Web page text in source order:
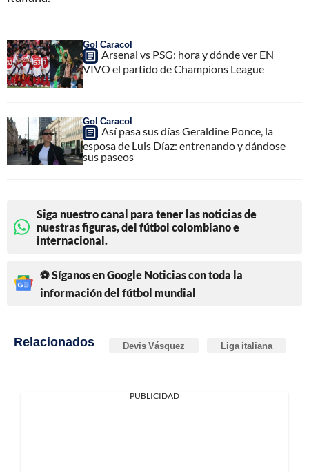
Gol Caracol
Arsenal vs PSG: hora y dónde ver EN
VIVO el partido de Champions League
Gol Caracol
Así pasa sus días Geraldine Ponce, la
esposa de Luis Díaz: entrenando y dándose
sus paseos
Siga nuestro canal para tener las noticias de
nuestras figuras, del fútbol colombiano e
internacional.
⚽ Síganos en Google Noticias con toda la
información del fútbol mundial
Relacionados Devis Vásquez Liga italiana
PUBLICIDAD